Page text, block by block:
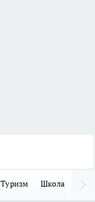
Туризм Школа